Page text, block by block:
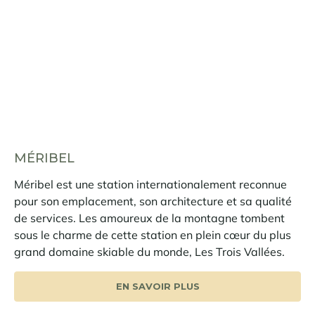
MÉRIBEL
Méribel est une station internationalement reconnue
pour son emplacement, son architecture et sa qualité
de services. Les amoureux de la montagne tombent
sous le charme de cette station en plein cœur du plus
grand domaine skiable du monde, Les Trois Vallées.
EN SAVOIR PLUS